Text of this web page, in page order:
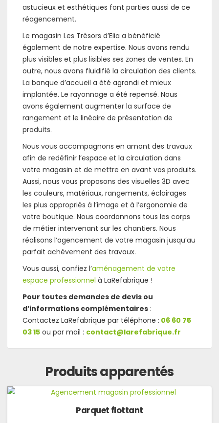
astucieux et esthétiques font parties aussi de ce
réagencement.
Le magasin Les Trésors d’Elia a bénéficié
également de notre expertise. Nous avons rendu
plus visibles et plus lisibles ses zones de ventes. En
outre, nous avons fluidifié la circulation des clients.
La banque d’accueil a été agrandi et mieux
implantée. Le rayonnage a été repensé. Nous
avons également augmenter la surface de
rangement et le linéaire de présentation de
produits.
Nous vous accompagnons en amont des travaux
afin de redéfinir l’espace et la circulation dans
votre magasin et de mettre en avant vos produits.
Aussi, nous vous proposons des visuelles 3D avec
les couleurs, matériaux, rangements, éclairages
les plus appropriés à l’image et à l’ergonomie de
votre boutique. Nous coordonnons tous les corps
de métier intervenant sur les chantiers. Nous
réalisons l’agencement de votre magasin jusqu’au
parfait achèvement des travaux.
Vous aussi, confiez l’aménagement de votre
espace professionnel à LaRefabrique !
Pour toutes demandes de devis ou
d’informations complémentaires :
Contactez LaRefabrique par téléphone : 06 60 75
03 15 ou par mail : contact@larefabrique.fr
Produits apparentés
Parquet flottant